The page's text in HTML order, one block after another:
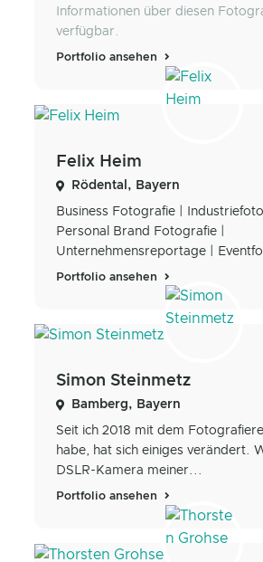
Informationen über diesen
verfügbar.
Portfolio ansehen
Felix Heim
Rödental, Bayern
Business Fotografie |
Personal Brand Fotografie |
Unternehmensreportage |
Portfolio ansehen
Simon Steinmetz
Bamberg, Bayern
Seit ich 2018 mit dem
habe, hat sich einiges verändert.
DSLR-Kamera meiner...
Portfolio ansehen